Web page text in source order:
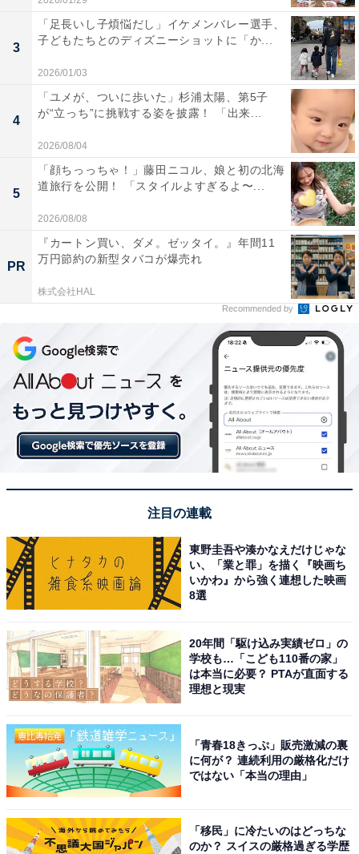
3
「足長いし子煩悩だし」イケメンバレー選手、
子どもたちとのディズニーショットに「か...
2026/01/03
4
「ユメが、ついに歩いた」杉浦太陽、第5子
が“立っち”に挑戦する姿を披露！ 「出来...
2026/08/04
5
「顔ちっっちゃ！」藤田ニコル、娘と初の北海
道旅行を公開！ 「スタイルよすぎるよ〜...
2026/08/08
PR
『カートン買い、ダメ。ゼッタイ。』年間11
万円節約の新型タバコが爆売れ
株式会社HAL
Recommended by
注目の連載
東野圭吾や湊かなえだけじゃな
い、「業と罪」を描く『映画ち
いかわ』から強く連想した映画
8選
20年間「駆け込み実績ゼロ」の
学校も…「こども110番の家」
は本当に必要？ PTAが直面する
理想と現実
「青春18きっぷ」販売激減の裏
に何が？ 連続利用の厳格化だけ
ではない「本当の理由」
「移民」に冷たいのはどっちな
のか？ スイスの厳格過ぎる学歴